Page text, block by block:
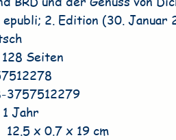
epubli; 2. Edition (30. Januar
128 Seiten
3757512279
Jahr
12.5 x 0.7 x 19 cm